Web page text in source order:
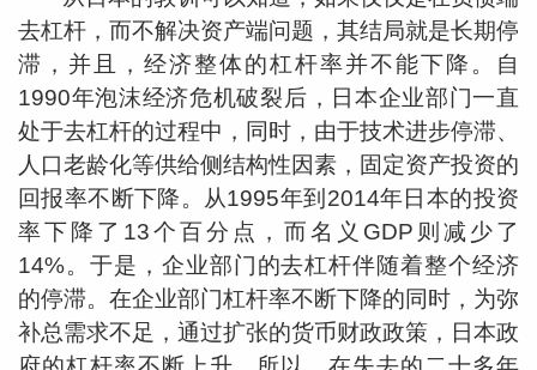
去杠杆，而不解决资产端问题，其结局就是长期停
滞，并且，经济整体的杠杆率并不能下降。自
1990年泡沫经济危机破裂后，日本企业部门一直
处于去杠杆的过程中，同时，由于技术进步停滞、
人口老龄化等供给侧结构性因素，固定资产投资的
回报率不断下降。从1995年到2014年日本的投资
率下降了13个百分点，而名义GDP则减少了
14%。于是，企业部门的去杠杆伴随着整个经济
的停滞。在企业部门杠杆率不断下降的同时，为弥
补总需求不足，通过扩张的货币财政政策，日本政